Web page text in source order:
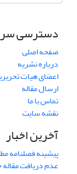
دسترسی
صفحه اصلی
درباره نشریه
اعضای هیات
ارسال مقاله
تماس با ما
نقشه سایت
آخرین اخبار
پیشینه فصلنامه
عدم دریافت